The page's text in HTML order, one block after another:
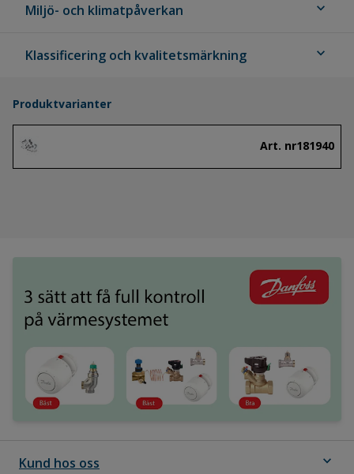
Miljö- och klimatpåverkan expand_more
Klassificering och kvalitetsmärkning expand_more
Produktvarianter
Art. nr181940
Kund hos oss expand_more